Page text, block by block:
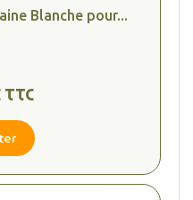
Blanche pour...